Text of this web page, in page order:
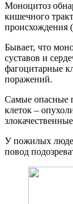
Моноцитоз
кишечного
происхождения
Бывает, что
суставов и
фагоцитарные
поражений.
Самые опасные
клеток –
У пожилых
повод